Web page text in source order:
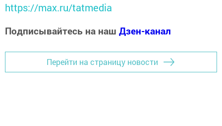
https://max.ru/tatmedia
Подписывайтесь на наш Дзен-канал
Перейти на страницу новости